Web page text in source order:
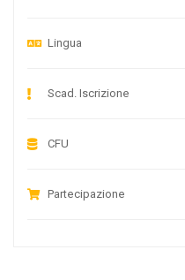
Lingua
Scad. Iscrizione
CFU
Partecipazione